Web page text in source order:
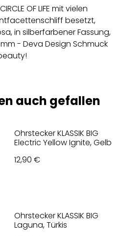
OF LIFE mit vielen
besetzt,
in silberfarbener Fassung,
- Deva Design Schmuck
auch gefallen
Ohrstecker KLASSIK BIG
Electric Yellow Ignite, Gelb
12,90 €
Ohrstecker KLASSIK BIG
Laguna, Türkis